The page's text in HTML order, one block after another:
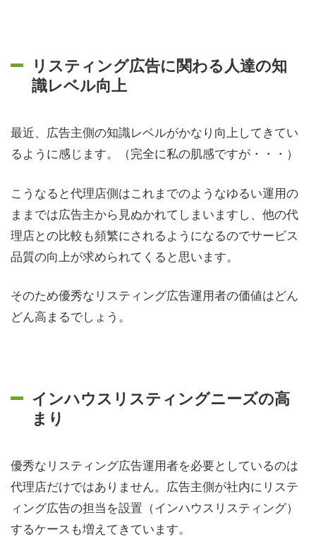
リスティング広告に関わる人達の知
識レベル向上
最近、広告主側の知識レベルがかなり向上してきてい
るように感じます。（完全に私の肌感ですが・・・）
こうなると代理店側はこれまでのようなゆるい運用の
ままでは広告主から見ぬかれてしまいますし、他の代
理店との比較も頻繁にされるようになるのでサービス
品質の向上が求められてくると思います。
そのため優秀なリスティング広告運用者の価値はどん
どん高まるでしょう。
インハウスリスティングニーズの高
まり
優秀なリスティング広告運用者を必要としているのは
代理店だけではありません。広告主側が社内にリステ
ィング広告の担当を設置（インハウスリスティング）
するケースも増えてきています。